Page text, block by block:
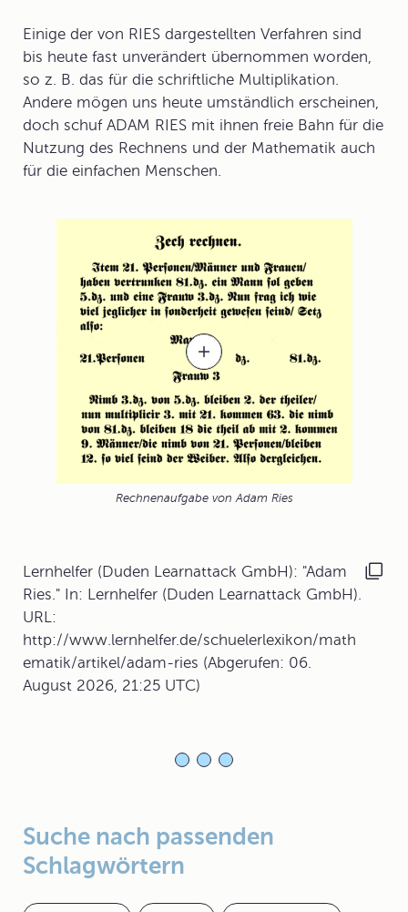
Einige der von RIES dargestellten Verfahren sind
bis heute fast unverändert übernommen worden,
so z. B. das für die schriftliche Multiplikation.
Andere mögen uns heute umständlich erscheinen,
doch schuf ADAM RIES mit ihnen freie Bahn für die
Nutzung des Rechnens und der Mathematik auch
für die einfachen Menschen.
Rechnenaufgabe von Adam Ries
Lernhelfer (Duden Learnattack GmbH): "Adam
Ries." In: Lernhelfer (Duden Learnattack GmbH).
URL:
http://www.lernhelfer.de/schuelerlexikon/math
ematik/artikel/adam-ries (Abgerufen: 06.
August 2026, 21:25 UTC)
Suche nach passenden
Schlagwörtern